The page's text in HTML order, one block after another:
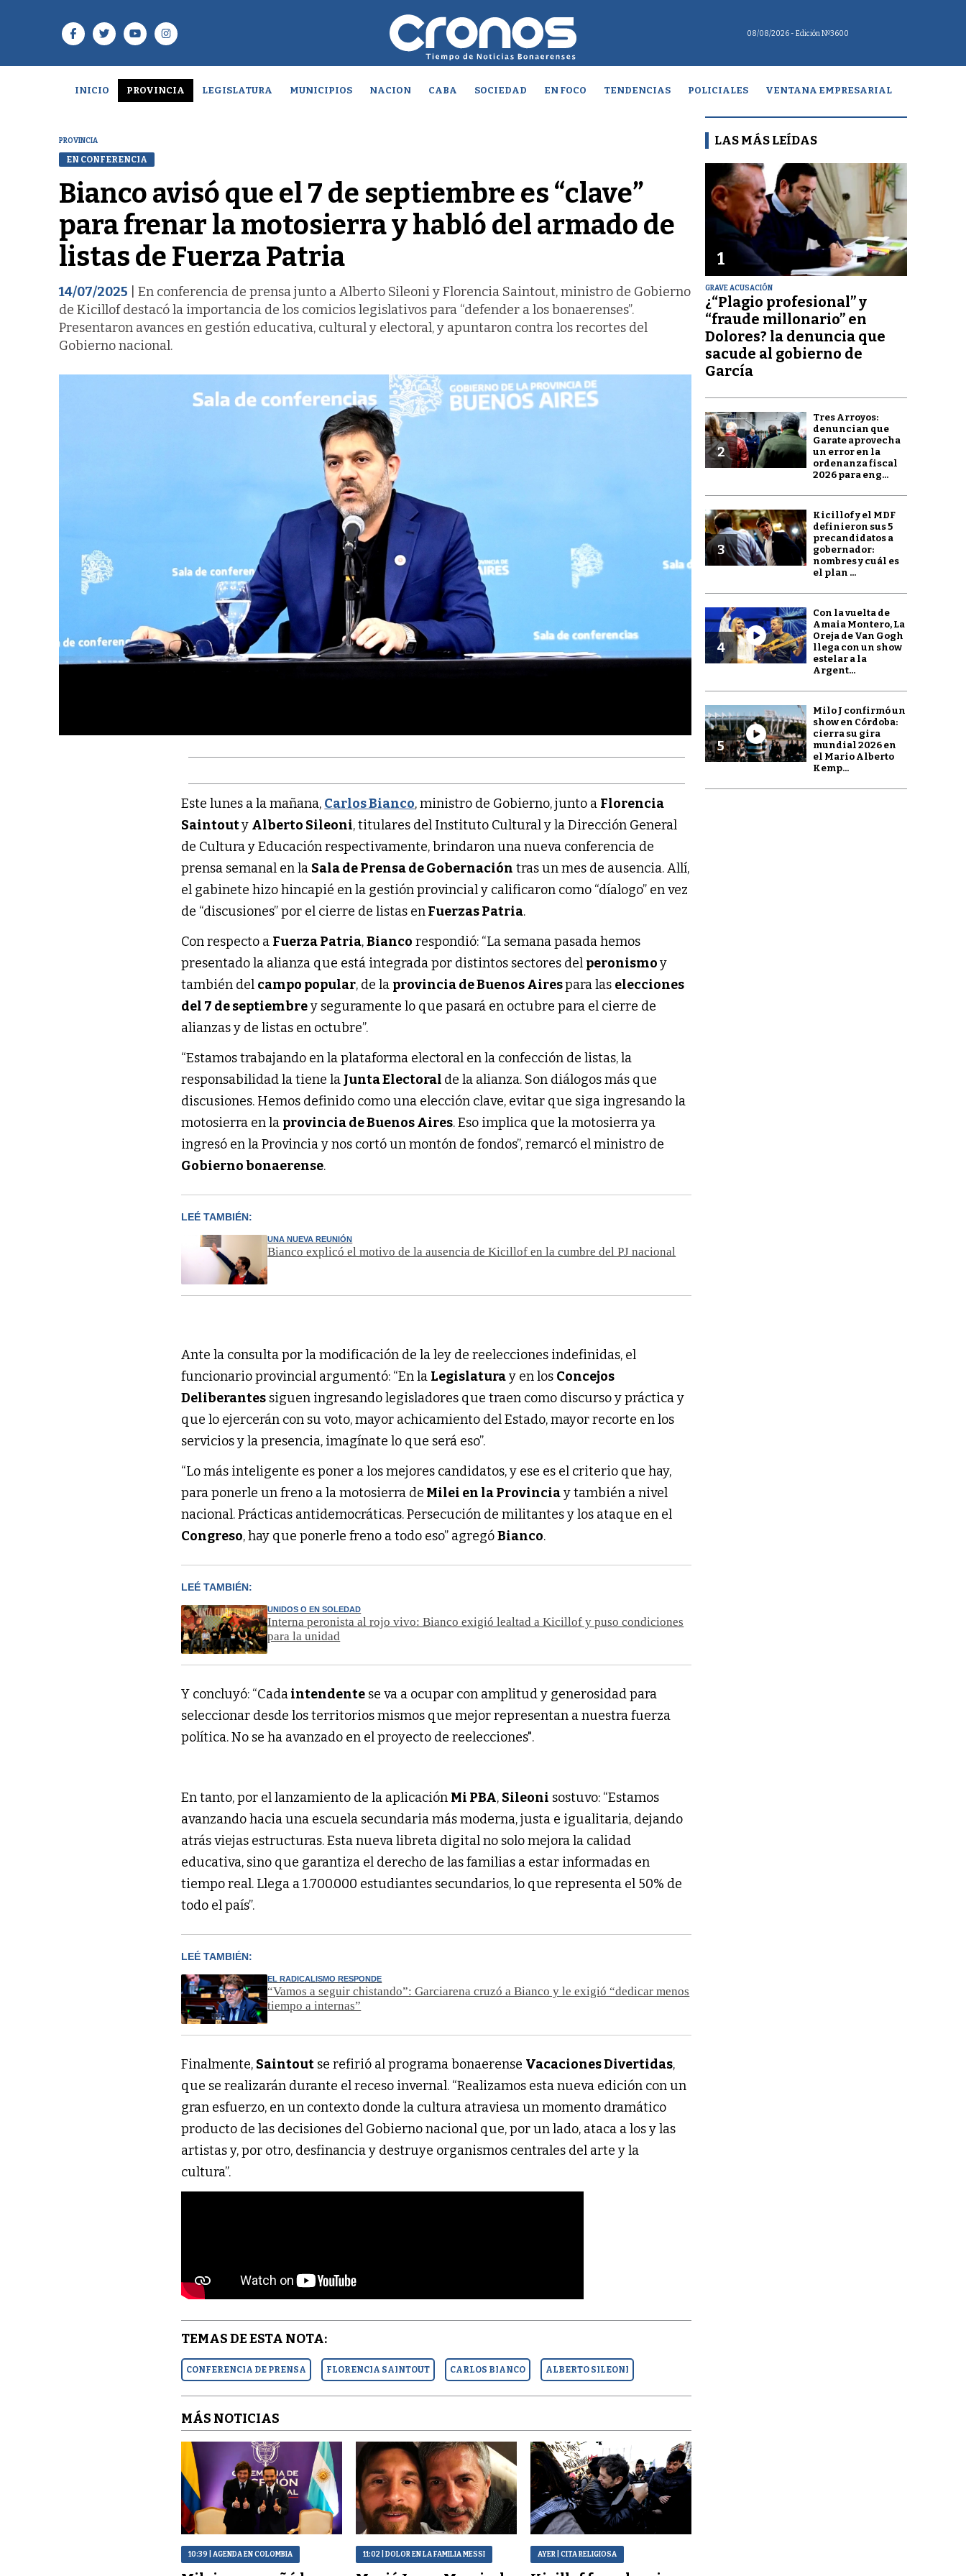
08/08/2026 - Edición Nº3600
INICIO PROVINCIA LEGISLATURA MUNICIPIOS NACION CABA SOCIEDAD EN FOCO TENDENCIAS POLICIALES VENTANA EMPRESARIAL
PROVINCIA
EN CONFERENCIA
Bianco avisó que el 7 de septiembre es “clave”
para frenar la motosierra y habló del armado de
listas de Fuerza Patria
14/07/2025 | En conferencia de prensa junto a Alberto Sileoni y Florencia Saintout, ministro de Gobierno
de Kicillof destacó la importancia de los comicios legislativos para “defender a los bonaerenses”.
Presentaron avances en gestión educativa, cultural y electoral, y apuntaron contra los recortes del
Gobierno nacional.
Este lunes a la mañana, Carlos Bianco, ministro de Gobierno, junto a Florencia
Saintouty Alberto Sileoni, titulares del Instituto Cultural y la Dirección General
de Cultura y Educación respectivamente, brindaron una nueva conferencia de
prensa semanal en la Sala de Prensa de Gobernación tras un mes de ausencia. Allí,
el gabinete hizo hincapié en la gestión provincial y calificaron como “díalogo” en vez
de “discusiones” por el cierre de listas enFuerzas Patria.
Con respecto a Fuerza Patria,Bianco respondió: “La semana pasada hemos
presentado la alianza que está integrada por distintos sectores del peronismoy
también del campo popular, de la provincia de Buenos Airespara las elecciones
del 7 de septiembrey seguramente lo que pasará en octubre para el cierre de
alianzas y de listas en octubre”.
“Estamos trabajando en la plataforma electoral en la confección de listas, la
responsabilidad la tiene la Junta Electoral de la alianza. Son diálogos más que
discusiones. Hemos definido como una elección clave, evitar que siga ingresando la
motosierra en la provincia de Buenos Aires. Eso implica que la motosierra ya
ingresó en la Provincia y nos cortó un montón de fondos”, remarcó el ministro de
Gobierno bonaerense.
LEÉ TAMBIÉN:
UNA NUEVA REUNIÓN
Bianco explicó el motivo de la ausencia de Kicillof en la cumbre del PJ nacional
Ante la consulta por la modificación de la ley de reelecciones indefinidas, el
funcionario provincial argumentó: “En la Legislaturay en los Concejos
Deliberantes siguen ingresando legisladores que traen como discurso y práctica y
que lo ejercerán con su voto, mayor achicamiento del Estado, mayor recorte en los
servicios y la presencia, imagínate lo que será eso”.
“Lo más inteligente es poner a los mejores candidatos, y ese es el criterio que hay,
para ponerle un freno a la motosierra de Milei en la Provinciay también a nivel
nacional. Prácticas antidemocráticas. Persecución de militantes y los ataque en el
Congreso, hay que ponerle freno a todo eso” agregóBianco.
LEÉ TAMBIÉN:
UNIDOS O EN SOLEDAD
Interna peronista al rojo vivo: Bianco exigió lealtad a Kicillof y puso condiciones
para la unidad
Y concluyó: “Cadaintendente se va a ocupar con amplitud y generosidad para
seleccionar desde los territorios mismos que mejor representan a nuestra fuerza
política. No se ha avanzado en el proyecto de reelecciones".
En tanto, por el lanzamiento de la aplicación Mi PBA, Sileoni sostuvo: “Estamos
avanzando hacia una escuela secundaria más moderna, justa e igualitaria, dejando
atrás viejas estructuras. Esta nueva libreta digital no solo mejora la calidad
educativa, sino que garantiza el derecho de las familias a estar informadas en
tiempo real. Llega a 1.700.000 estudiantes secundarios, lo que representa el 50% de
todo el país”.
LEÉ TAMBIÉN:
EL RADICALISMO RESPONDE
“Vamos a seguir chistando”: Garciarena cruzó a Bianco y le exigió “dedicar menos
tiempo a internas”
Finalmente, Saintout se refirió al programa bonaerense Vacaciones Divertidas,
que se realizarán durante el receso invernal. “Realizamos esta nueva edición con un
gran esfuerzo, en un contexto donde la cultura atraviesa un momento dramático
producto de las decisiones del Gobierno nacional que, por un lado, ataca a los y las
artistas y, por otro, desfinancia y destruye organismos centrales del arte y la
cultura”.
TEMAS DE ESTA NOTA:
CONFERENCIA DE PRENSA FLORENCIA SAINTOUT CARLOS BIANCO ALBERTO SILEONI
MÁS NOTICIAS
10:39 | AGENDA EN COLOMBIA 11:02 | DOLOR EN LA FAMILIA MESSI AYER | CITA RELIGIOSA
LAS MÁS LEÍDAS
1
GRAVE ACUSACIÓN
¿“Plagio profesional” y
“fraude millonario” en
Dolores? la denuncia que
sacude al gobierno de
García
2
Tres Arroyos:
denuncian que
Garate aprovecha
un error en la
ordenanza fiscal
2026 para eng...
3
Kicillof y el MDF
definieron sus 5
precandidatos a
gobernador:
nombres y cuál es
el plan ...
4
Con la vuelta de
Amaia Montero, La
Oreja de Van Gogh
llega con un show
estelar a la
Argent...
5
Milo J confirmó un
show en Córdoba:
cierra su gira
mundial 2026 en
el Mario Alberto
Kemp...